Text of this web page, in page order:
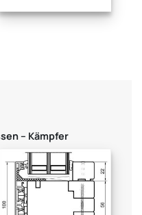
– Kämpfer